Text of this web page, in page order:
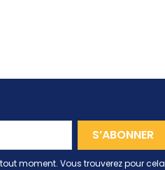
moment. Vous trouverez pour cela